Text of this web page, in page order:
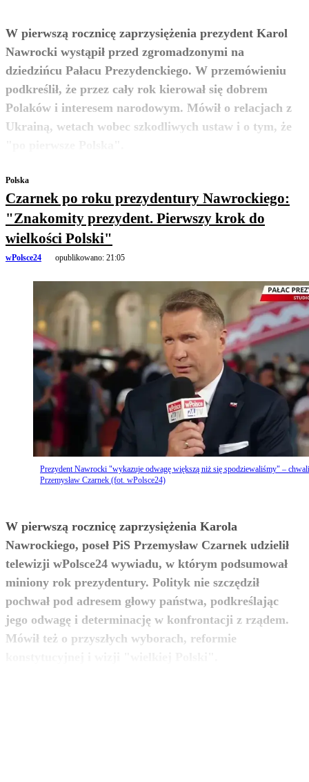
W pierwszą rocznicę zaprzysiężenia prezydent Karol
Nawrocki wystąpił przed zgromadzonymi na
dziedzińcu Pałacu Prezydenckiego. W przemówieniu
podkreślił, że przez cały rok kierował się dobrem
Polaków i interesem narodowym. Mówił o relacjach z
Ukrainą, wetach wobec szkodliwych ustaw i o tym, że
zobacz więcej
Polska
Czarnek po roku prezydentury Nawrockiego:
"Znakomity prezydent. Pierwszy krok do
wielkości Polski"
wPolsce24 opublikowano: 21:05
Prezydent Nawrocki "wykazuje odwagę większą niż się spodziewaliśmy" – chwali
Przemysław Czarnek (fot. wPolsce24)
W pierwszą rocznicę zaprzysiężenia Karola
Nawrockiego, poseł PiS Przemysław Czarnek udzielił
telewizji wPolsce24 wywiadu, w którym podsumował
miniony rok prezydentury. Polityk nie szczędził
pochwał pod adresem głowy państwa, podkreślając
jego odwagę i determinację w konfrontacji z rządem.
Mówił też o przyszłych wyborach, reformie
zobacz więcej